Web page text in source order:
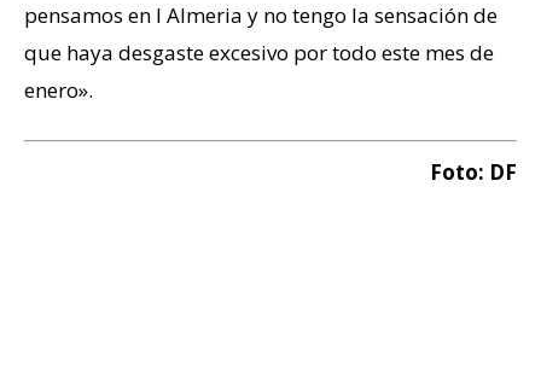
pensamos en l Almeria y no tengo la sensación de
que haya desgaste excesivo por todo este mes de
enero».
Foto: DF